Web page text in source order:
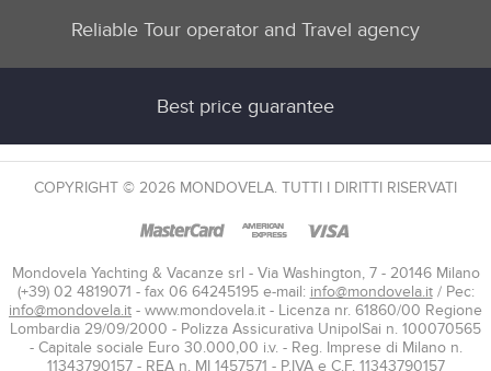
Reliable Tour operator and Travel agency
Best price guarantee
COPYRIGHT © 2026 MONDOVELA. TUTTI I DIRITTI RISERVATI
Mondovela Yachting & Vacanze srl - Via Washington, 7 - 20146 Milano
(+39) 02 4819071 - fax 06 64245195 e-mail: info@mondovela.it/ Pec:
info@mondovela.it - www.mondovela.it - Licenza nr. 61860/00 Regione
Lombardia 29/09/2000 - Polizza Assicurativa UnipolSai n. 100070565
- Capitale sociale Euro 30.000,00 i.v. - Reg. Imprese di Milano n.
11343790157 - REA n. MI 1457571 - P.IVA e C.F. 11343790157